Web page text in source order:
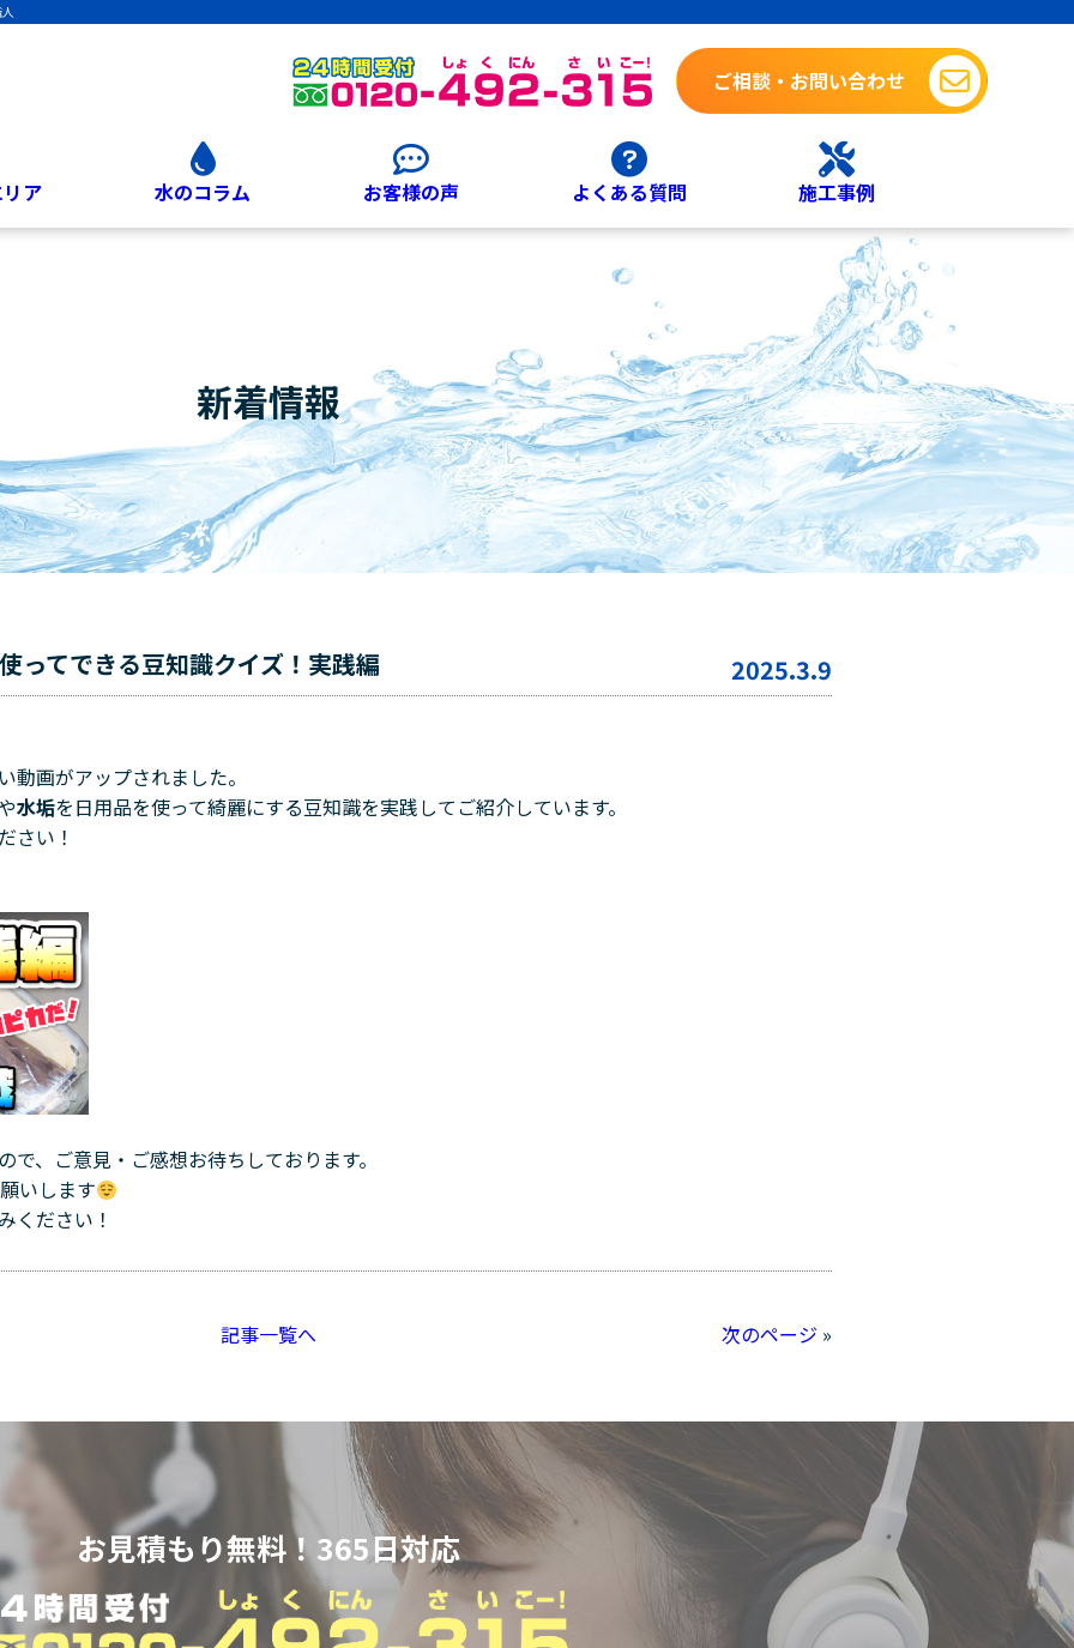
ご相談・お問い合わせ
ア 水のコラム お客様の声 よくある質問 施工事例
新着情報
ってできる豆知識クイズ！実践編 2025.3.9
動画がアップされました。
水垢を日用品を使って綺麗にする豆知識を実践してご紹介しています。
さい！
、ご意見・ご感想お待ちしております。
いします
ください！
記事一覧へ 次のページ »
お見積もり無料！365日対応